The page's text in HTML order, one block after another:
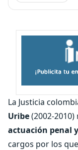
La Justicia
Uribe(2002-
actuación penal
cargos por los